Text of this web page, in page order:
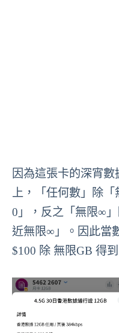
因為這張卡的深宵
上，「任何數」除
0」，反之「無限∞
近無限∞」。因此當
$100 除 無限GB 得